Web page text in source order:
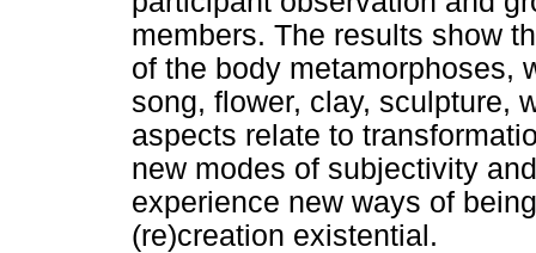
members. The results show
of the body metamorphoses,
song, flower, clay, sculpture,
aspects relate to
new modes of subjectivity
experience new ways of
(re)creation existential.